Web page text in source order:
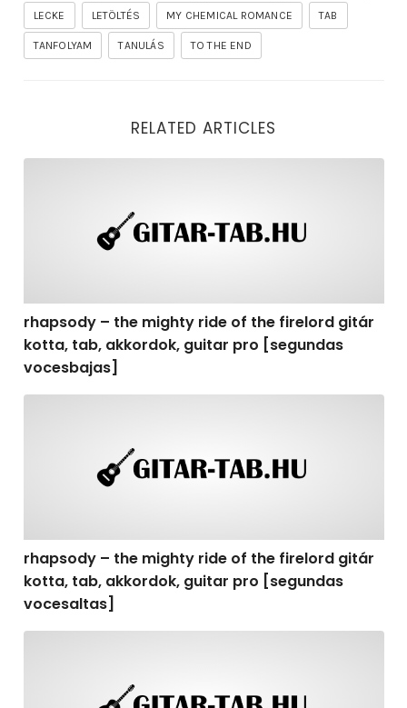
LECKE LETÖLTÉS MY CHEMICAL ROMANCE TAB
TANFOLYAM TANULÁS TO THE END
RELATED ARTICLES
rhapsody – the mighty ride of the firelord gitár
kotta, tab, akkordok, guitar pro [segundas
vocesbajas]
rhapsody – the mighty ride of the firelord gitár
kotta, tab, akkordok, guitar pro [segundas
vocesaltas]